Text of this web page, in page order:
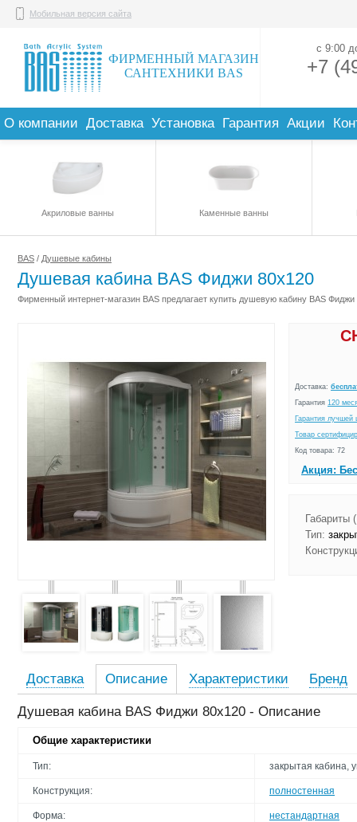
ФИРМЕННЫЙ МАГАЗИН
САНТЕХНИКИ BAS
Мобильная версия сайта
+7
с 9:00
О компании Доставка Установка Гарантия Акции
Акриловые ванны Каменные ванны
BAS / Душевые кабины
Душевая кабина BAS Фиджи 80х120
Фирменный интернет-магазин BAS предлагает купить душевую кабину BAS
Доставка:
Гарантия 120
Гарантия лучшей
Товар
Код товара: 72
Акция:
Тип:
Доставка Описание Характеристики Бренд
Душевая кабина BAS Фиджи 80х120 - Описание
Общие характеристики
Тип: закрытая кабина,
Конструкция: полностенная
Форма: нестандартная